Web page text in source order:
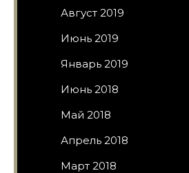
Август 2019
Июнь 2019
Январь 2019
Июнь 2018
Май 2018
Апрель 2018
Март 2018